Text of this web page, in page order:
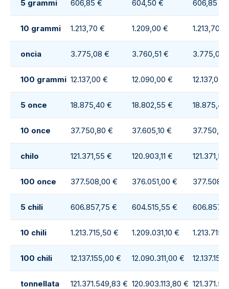
5 grammi 606,85 € 604,50 € 606,85 €
10 grammi 1.213,70 € 1.209,00 € 1.213,70 €
oncia 3.775,08 € 3.760,51 € 3.775,08
100 grammi 12.137,00 € 12.090,00 € 12.137,00
5 once 18.875,40 € 18.802,55 €
10 once 37.750,80 € 37.605,10 €
chilo 121.371,55 € 120.903,11 €
100 once 377.508,00 € 376.051,00 €
5 chili 606.857,75 € 604.515,55 €
10 chili 1.213.715,50 € 1.209.031,10 €
100 chili 12.137.155,00 € 12.090.311,00 €
tonnellata 121.371.549,83 € 120.903.113,80 €